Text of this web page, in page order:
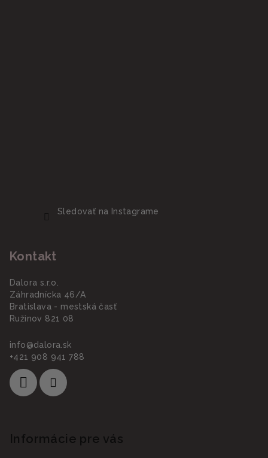
Sledovať na Instagrame
Kontakt
Dalora s.r.o.
Záhradnícka 46/A
Bratislava - mestská časť
Ružinov 821 08
info@dalora.sk
+421 908 941 788
Informácie pre vás